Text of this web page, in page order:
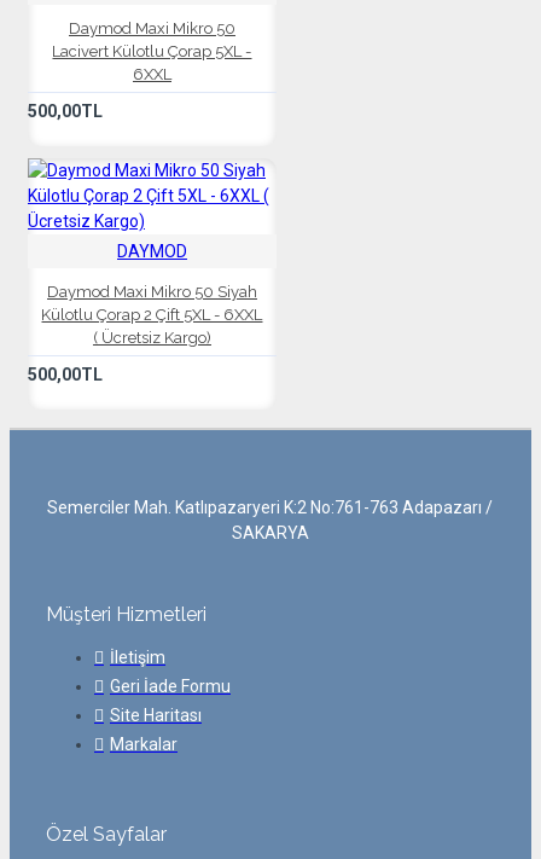
Daymod Maxi Mikro 50
Lacivert Külotlu Çorap 5XL -
6XXL
500,00TL
DAYMOD
Daymod Maxi Mikro 50 Siyah
Külotlu Çorap 2 Çift 5XL - 6XXL
( Ücretsiz Kargo)
500,00TL
Semerciler Mah. Katlıpazaryeri K:2 No:761-763 Adapazarı /
SAKARYA
Müşteri Hizmetleri
İletişim
Geri İade Formu
Site Haritası
Markalar
Özel Sayfalar